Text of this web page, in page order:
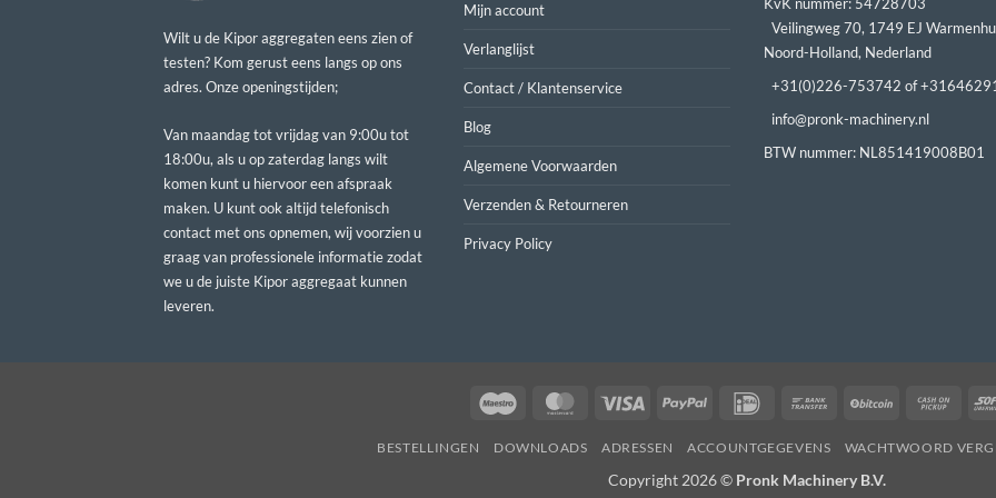
Wilt u de Kipor aggregaten eens zien of
testen? Kom gerust eens langs op ons
adres. Onze openingstijden;
Van maandag tot vrijdag van 9:00u tot
18:00u, als u op zaterdag langs wilt
komen kunt u hiervoor een afspraak
maken. U kunt ook altijd telefonisch
contact met ons opnemen, wij voorzien u
graag van professionele informatie zodat
we u de juiste Kipor aggregaat kunnen
leveren.
Mijn account
Verlanglijst
Contact / Klantenservice
Blog
Algemene Voorwaarden
Verzenden & Retourneren
Privacy Policy
KvK nummer: 54728703
Veilingweg 70, 1749 EJ
Noord-Holland, Nederland
+31(0)226-753742 of
info@pronk-machinery.nl
BTW nummer: NL851419008B01
Maestro MasterCardVisa PayPal IDeal
Bank
BitCoin
Cash
BESTELLINGEN DOWNLOADS ADRESSEN ACCOUNTGEGEVENS WACHTWOORD
Copyright 2026 © Pronk Machinery B.V.